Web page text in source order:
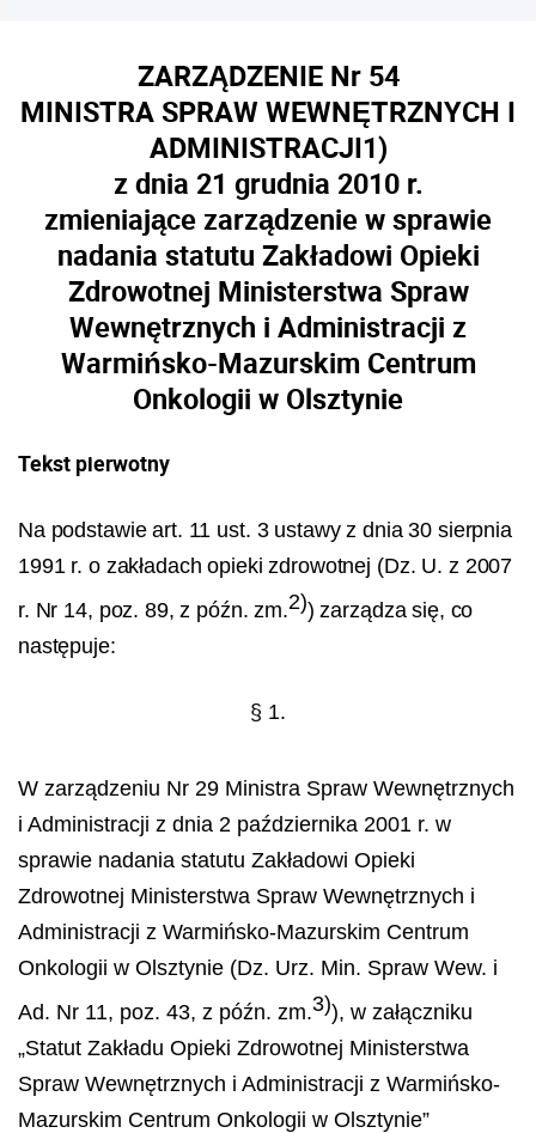
ZARZĄDZENIE Nr 54
MINISTRA SPRAW WEWNĘTRZNYCH I
ADMINISTRACJI1)
z dnia 21 grudnia 2010 r.
zmieniające zarządzenie w sprawie
nadania statutu Zakładowi Opieki
Zdrowotnej Ministerstwa Spraw
Wewnętrznych i Administracji z
Warmińsko-Mazurskim Centrum
Onkologii w Olsztynie
Tekst pierwotny
Na podstawie art. 11 ust. 3 ustawy z dnia 30 sierpnia
1991 r. o zakładach opieki zdrowotnej (Dz. U. z 2007
r. Nr 14, poz. 89, z późn. zm.2)) zarządza się, co
następuje:
§ 1.
W zarządzeniu Nr 29 Ministra Spraw Wewnętrznych
i Administracji z dnia 2 października 2001 r. w
sprawie nadania statutu Zakładowi Opieki
Zdrowotnej Ministerstwa Spraw Wewnętrznych i
Administracji z Warmińsko-Mazurskim Centrum
Onkologii w Olsztynie (Dz. Urz. Min. Spraw Wew. i
Ad. Nr 11, poz. 43, z późn. zm.3)), w załączniku
„Statut Zakładu Opieki Zdrowotnej Ministerstwa
Spraw Wewnętrznych i Administracji z Warmińsko-
Mazurskim Centrum Onkologii w Olsztynie”